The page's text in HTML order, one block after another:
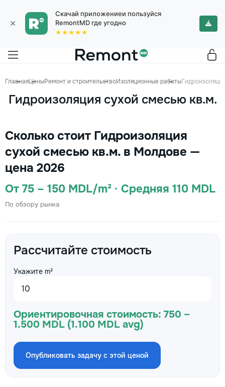
×
Скачай приложениеи пользуйся
RemontMD где угодно
★★★★★
ГлавнаяЦеныРемонт и строительствоИзоляционные работы
Гидроизоляция сухой смесью кв.м.
Сколько стоит Гидроизоляция
сухой смесью кв.м. в Молдове —
цена 2026
От 75 – 150 MDL/m² · Средняя 110 MDL
По обзору рынка
Рассчитайте стоимость
Укажите m²
Ориентировочная стоимость: 750 –
1.500 MDL (1.100 MDL avg)
Опубликовать задачу с этой ценой